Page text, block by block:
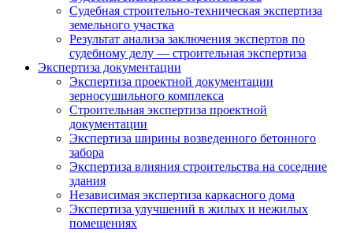
Судебная строительно-техническая экспертиза
земельного участка
Результат анализа заключения экспертов по
судебному делу — строительная экспертиза
Экспертиза документации
Экспертиза проектной документации
зерносушильного комплекса
Строительная экспертиза проектной
документации
Экспертиза ширины возведенного бетонного
забора
Экспертиза влияния строительства на соседние
здания
Независимая экспертиза каркасного дома
Экспертиза улучшений в жилых и нежилых
помещениях